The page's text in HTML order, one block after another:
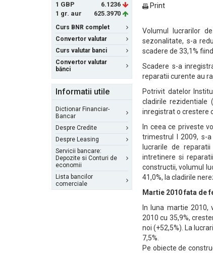
1 GBP
6.1236
1 gr. aur
625.3970
Curs BNR complet
Convertor valutar
Curs valutar banci
Convertor valutar
bănci
Informatii utile
Dictionar Financiar-
Bancar
Despre Credite
Despre Leasing
Servicii bancare:
Depozite si Conturi de
economii
Lista bancilor
comerciale
Print
Volumul lucrarilor
sezonalitate, s-a
scadere de 33,1%
Scadere s-a
reparatii curente au
Potrivit datelor
cladirile rezidentiale
inregistrat o crestere
In ceea ce priveste
trimestrul I 2009, s-
lucrarile de
intretinere si
constructii, volumul
41,0%, la cladirile
Martie 2010 fata de
In luna martie
2010 cu 35,9%,
noi (+52,5%). La
7,5%.
Pe obiecte de